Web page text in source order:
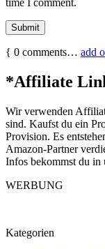
time I comment.
{ 0 comments… add
*Affiliate
Wir verwenden
sind. Kaufst du ein
Provision. Es
Amazon-Partner
Infos bekommst du in
WERBUNG
Kategorien